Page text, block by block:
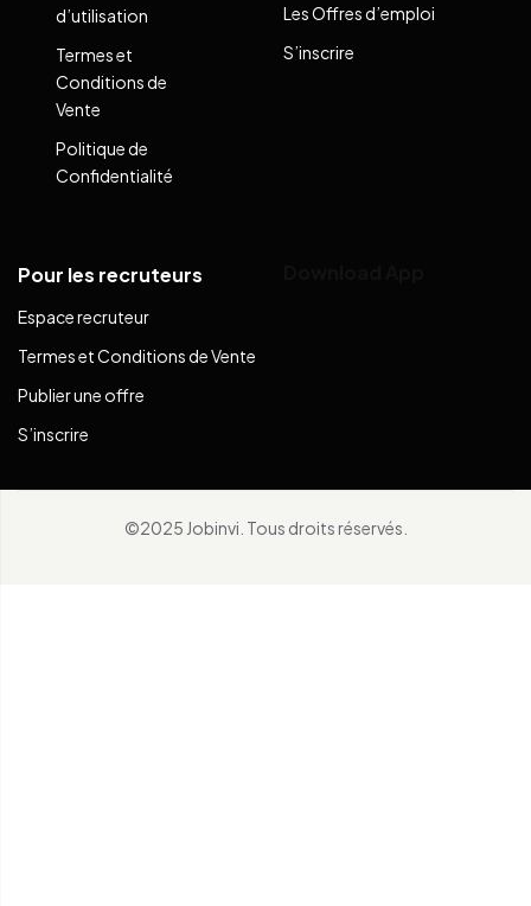
d’utilisation
Termes et
Conditions de
Vente
Politique de
Confidentialité
Les Offres d’emploi
S’inscrire
Pour les recruteurs
Espace recruteur
Termes et Conditions de Vente
Publier une offre
S’inscrire
©2025 Jobinvi. Tous droits réservés.